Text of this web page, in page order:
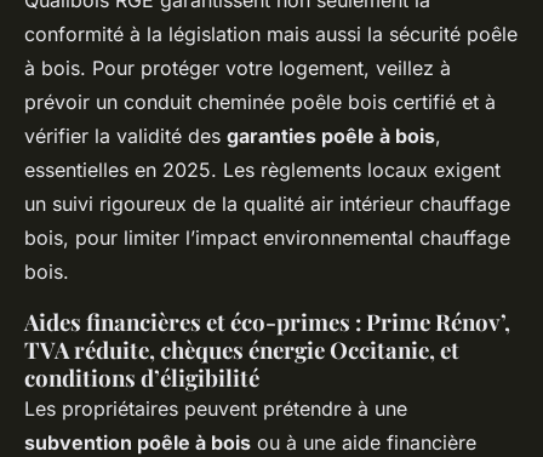
conformité à la législation mais aussi la sécurité poêle
à bois. Pour protéger votre logement, veillez à
prévoir un conduit cheminée poêle bois certifié et à
vérifier la validité des garanties poêle à bois,
essentielles en 2025. Les règlements locaux exigent
un suivi rigoureux de la qualité air intérieur chauffage
bois, pour limiter l’impact environnemental chauffage
bois.
Aides financières et éco-primes : Prime Rénov’,
TVA réduite, chèques énergie Occitanie, et
conditions d’éligibilité
Les propriétaires peuvent prétendre à une
subvention poêle à bois ou à une aide financière